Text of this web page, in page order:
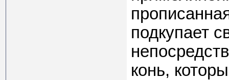
подкупает
конь,